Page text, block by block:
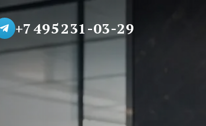
+7 495 231-03-29